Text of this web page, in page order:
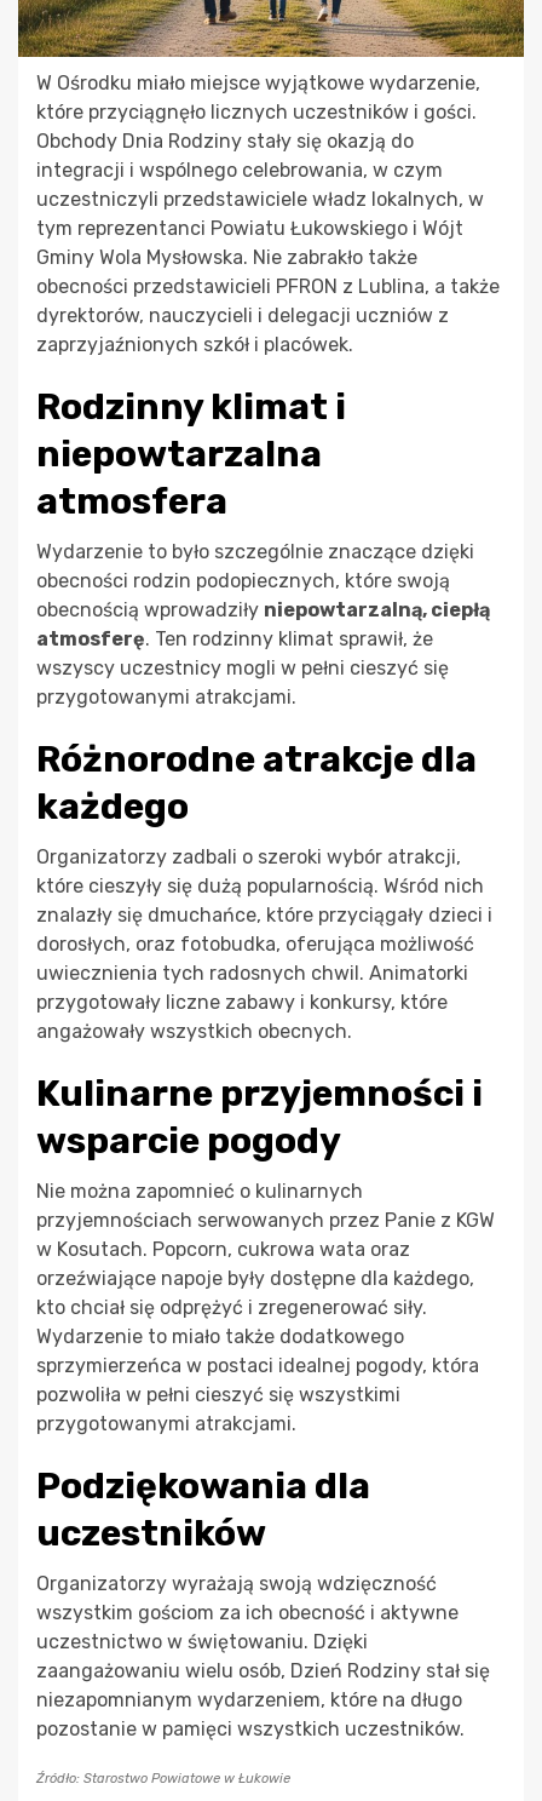
W Ośrodku miało miejsce wyjątkowe wydarzenie,
które przyciągnęło licznych uczestników i gości.
Obchody Dnia Rodziny stały się okazją do
integracji i wspólnego celebrowania, w czym
uczestniczyli przedstawiciele władz lokalnych, w
tym reprezentanci Powiatu Łukowskiego i Wójt
Gminy Wola Mysłowska. Nie zabrakło także
obecności przedstawicieli PFRON z Lublina, a także
dyrektorów, nauczycieli i delegacji uczniów z
zaprzyjaźnionych szkół i placówek.
Rodzinny klimat i
niepowtarzalna
atmosfera
Wydarzenie to było szczególnie znaczące dzięki
obecności rodzin podopiecznych, które swoją
obecnością wprowadziły niepowtarzalną, ciepłą
atmosferę. Ten rodzinny klimat sprawił, że
wszyscy uczestnicy mogli w pełni cieszyć się
przygotowanymi atrakcjami.
Różnorodne atrakcje dla
każdego
Organizatorzy zadbali o szeroki wybór atrakcji,
które cieszyły się dużą popularnością. Wśród nich
znalazły się dmuchańce, które przyciągały dzieci i
dorosłych, oraz fotobudka, oferująca możliwość
uwiecznienia tych radosnych chwil. Animatorki
przygotowały liczne zabawy i konkursy, które
angażowały wszystkich obecnych.
Kulinarne przyjemności i
wsparcie pogody
Nie można zapomnieć o kulinarnych
przyjemnościach serwowanych przez Panie z KGW
w Kosutach. Popcorn, cukrowa wata oraz
orzeźwiające napoje były dostępne dla każdego,
kto chciał się odprężyć i zregenerować siły.
Wydarzenie to miało także dodatkowego
sprzymierzeńca w postaci idealnej pogody, która
pozwoliła w pełni cieszyć się wszystkimi
przygotowanymi atrakcjami.
Podziękowania dla
uczestników
Organizatorzy wyrażają swoją wdzięczność
wszystkim gościom za ich obecność i aktywne
uczestnictwo w świętowaniu. Dzięki
zaangażowaniu wielu osób, Dzień Rodziny stał się
niezapomnianym wydarzeniem, które na długo
pozostanie w pamięci wszystkich uczestników.
Źródło: Starostwo Powiatowe w Łukowie